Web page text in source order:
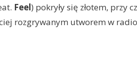
Feel) pokryły się złotem, przy
rozgrywanym utworem w